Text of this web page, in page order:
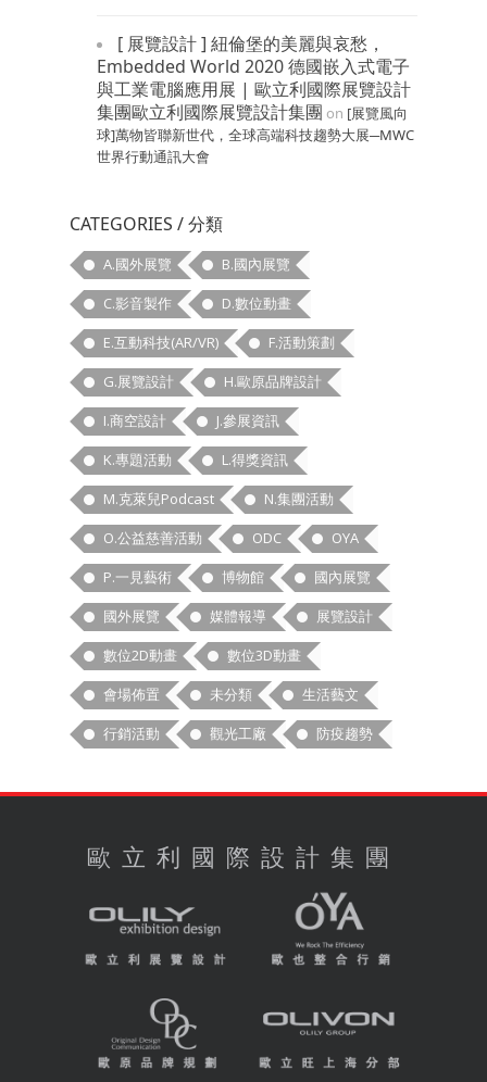
[ 展覽設計 ] 紐倫堡的美麗與哀愁，
Embedded World 2020 德國嵌入式電子
與工業電腦應用展 | 歐立利國際展覽設計
集團歐立利國際展覽設計集團 on [展覽風向
球]萬物皆聯新世代，全球高端科技趨勢大展─MWC
世界行動通訊大會
CATEGORIES / 分類
A.國外展覽
B.國內展覽
C.影音製作
D.數位動畫
E.互動科技(AR/VR)
F.活動策劃
G.展覽設計
H.歐原品牌設計
I.商空設計
J.參展資訊
K.專題活動
L.得獎資訊
M.克萊兒Podcast
N.集團活動
O.公益慈善活動
ODC
OYA
P.一見藝術
博物館
國內展覽
國外展覽
媒體報導
展覽設計
數位2D動畫
數位3D動畫
會場佈置
未分類
生活藝文
行銷活動
觀光工廠 防疫趨勢
歐立利國際設計集團